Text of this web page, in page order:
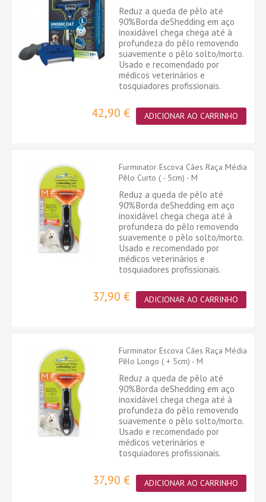
Reduz a queda de pêlo até
90%Borda deShedding em aço
inoxidável chega chega até à
profundeza do pêlo removendo
suavemente o pêlo solto/morto.
Usado e recomendado por
médicos veterinários e
tosquiadores profissionais.
42,90 € ADICIONAR AO CARRINHO
Furminator Escova Cães Raça Média
Pêlo Curto ( - 5cm) - M
Reduz a queda de pêlo até
90%Borda deShedding em aço
inoxidável chega chega até à
profundeza do pêlo removendo
suavemente o pêlo solto/morto.
Usado e recomendado por
médicos veterinários e
tosquiadores profissionais.
37,90 € ADICIONAR AO CARRINHO
Furminator Escova Cães Raça Média
Pêlo Longo ( + 5cm) - M
Reduz a queda de pêlo até
90%Borda deShedding em aço
inoxidável chega chega até à
profundeza do pêlo removendo
suavemente o pêlo solto/morto.
Usado e recomendado por
médicos veterinários e
tosquiadores profissionais.
37,90 € ADICIONAR AO CARRINHO